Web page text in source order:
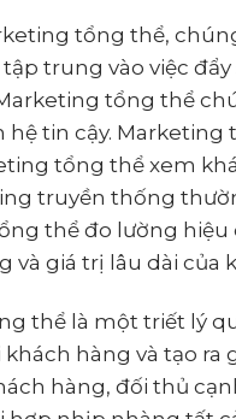
tổng thể,
trung vào việc
tổng thể
hệ tin cậy.
tổng thể xem
truyền thống
thể đo lường
và giá trị lâu dài của
thể là một triết lý
hàng và tạo
hàng, đối thủ